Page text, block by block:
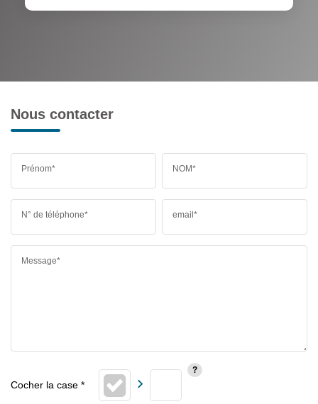
Nous contacter
Prénom* NOM*
N° de téléphone* email*
Message*